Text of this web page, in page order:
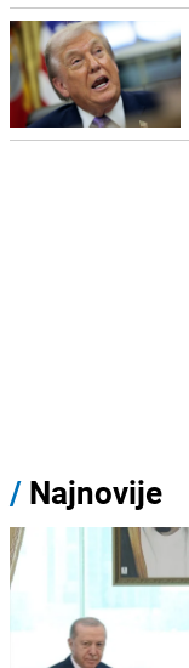
/ Najnovije